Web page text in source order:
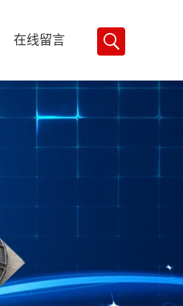
在线留言